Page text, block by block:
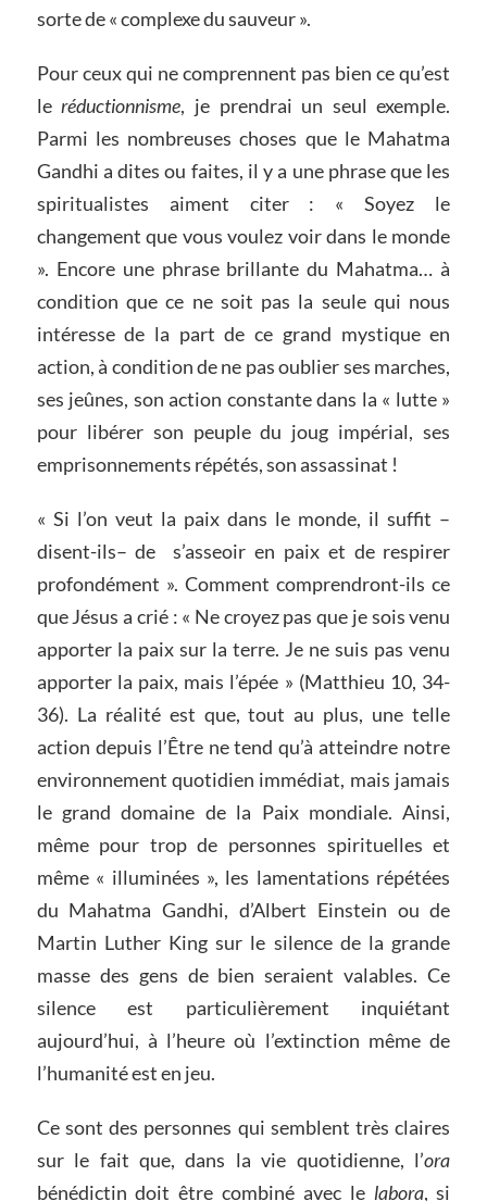
sorte de « complexe du sauveur ».
Pour ceux qui ne comprennent pas bien ce qu’est
leréductionnisme, je prendrai un seul exemple.
Parmi les nombreuses choses que le Mahatma
Gandhi a dites ou faites, il y a une phrase que les
spiritualistes aiment citer : « Soyez le
changement que vous voulez voir dans le monde
». Encore une phrase brillante du Mahatma… à
condition que ce ne soit pas la seule qui nous
intéresse de la part de ce grand mystique en
action, à condition de ne pas oublier ses marches,
ses jeûnes, son action constante dans la « lutte »
pour libérer son peuple du joug impérial, ses
emprisonnements répétés, son assassinat !
« Si l’on veut la paix dans le monde, il suffit –
disent-ils– de s’asseoir en paix et de respirer
profondément ». Comment comprendront-ils ce
que Jésus a crié : « Ne croyez pas que je sois venu
apporter la paix sur la terre. Je ne suis pas venu
apporter la paix, mais l’épée » (Matthieu 10, 34-
36). La réalité est que, tout au plus, une telle
action depuis l’Être ne tend qu’à atteindre notre
environnement quotidien immédiat, mais jamais
le grand domaine de la Paix mondiale. Ainsi,
même pour trop de personnes spirituelles et
même « illuminées », les lamentations répétées
du Mahatma Gandhi, d’Albert Einstein ou de
Martin Luther King sur le silence de la grande
masse des gens de bien seraient valables. Ce
silence est particulièrement inquiétant
aujourd’hui, à l’heure où l’extinction même de
l’humanité est en jeu.
Ce sont des personnes qui semblent très claires
sur le fait que, dans la vie quotidienne, l’ora
bénédictin doit être combiné avec le labora, si